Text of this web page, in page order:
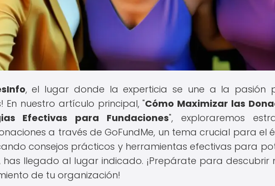
, el lugar donde la experticia se une a la pasión
En nuestro artículo principal, "Cómo Maximizar las
Efectivas para Fundaciones", exploraremos
a través de GoFundMe, un tema crucial para el
consejos prácticos y herramientas efectivas para
llegado al lugar indicado. ¡Prepárate para descubrir
de tu organización!